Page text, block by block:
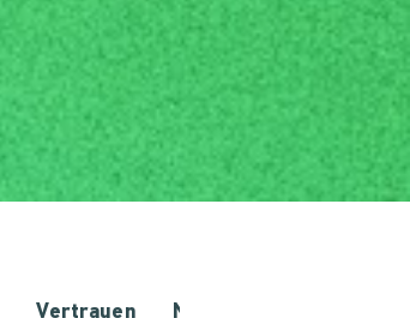
Vertrauen Netzwerk